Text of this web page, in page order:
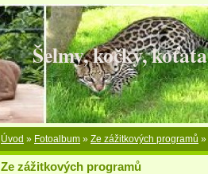
Šelmy, kočky, koťata
Úvod » Fotoalbum » Ze zážitkových programů »
Ze zážitkových programů